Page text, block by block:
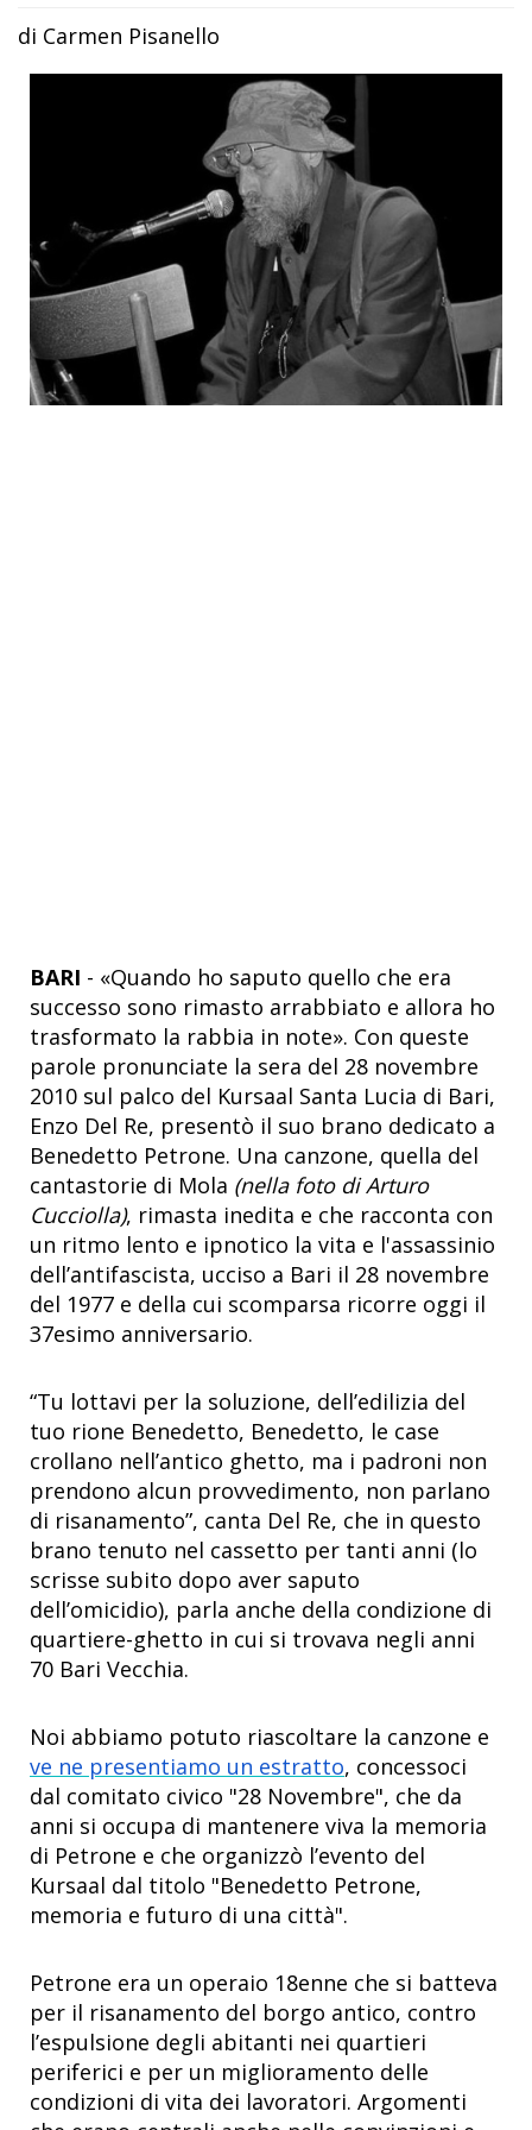
di Carmen Pisanello
BARI - «Quando ho saputo quello che era
successo sono rimasto arrabbiato e allora ho
trasformato la rabbia in note». Con queste
parole pronunciate la sera del 28 novembre
2010 sul palco del Kursaal Santa Lucia di Bari,
Enzo Del Re, presentò il suo brano dedicato a
Benedetto Petrone. Una canzone, quella del
cantastorie di Mola (nella foto di Arturo
Cucciolla), rimasta inedita e che racconta con
un ritmo lento e ipnotico la vita e l'assassinio
dell’antifascista, ucciso a Bari il 28 novembre
del 1977 e della cui scomparsa ricorre oggi il
37esimo anniversario.
“Tu lottavi per la soluzione, dell’edilizia del
tuo rione Benedetto, Benedetto, le case
crollano nell’antico ghetto, ma i padroni non
prendono alcun provvedimento, non parlano
di risanamento”, canta Del Re, che in questo
brano tenuto nel cassetto per tanti anni (lo
scrisse subito dopo aver saputo
dell’omicidio), parla anche della condizione di
quartiere-ghetto in cui si trovava negli anni
70 Bari Vecchia.
Noi abbiamo potuto riascoltare la canzone e
ve ne presentiamo un estratto, concessoci
dal comitato civico "28 Novembre", che da
anni si occupa di mantenere viva la memoria
di Petrone e che organizzò l’evento del
Kursaal dal titolo "Benedetto Petrone,
memoria e futuro di una città".
Petrone era un operaio 18enne che si batteva
per il risanamento del borgo antico, contro
l’espulsione degli abitanti nei quartieri
periferici e per un miglioramento delle
condizioni di vita dei lavoratori. Argomenti